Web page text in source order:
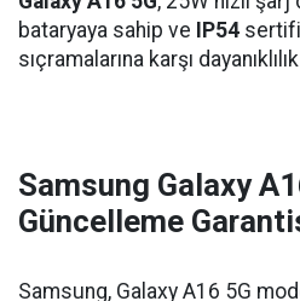
bataryaya sahip ve
IP54
sıçramalarına karşı
Samsung Galaxy
Güncelleme
Samsung, Galaxy A16 5G